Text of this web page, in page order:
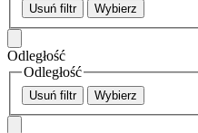
Usuń filtr Wybierz
Odległość
Odległość
Usuń filtr Wybierz